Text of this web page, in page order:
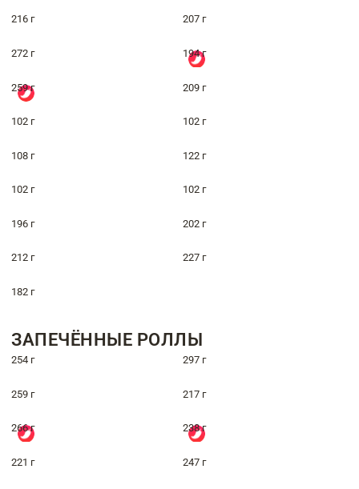
216 г 207 г
272 г 194 г
259 г 209 г
102 г 102 г
108 г 122 г
102 г 102 г
196 г 202 г
212 г 227 г
182 г
ЗАПЕЧЁННЫЕ РОЛЛЫ
254 г 297 г
259 г 217 г
266 г 238 г
221 г 247 г